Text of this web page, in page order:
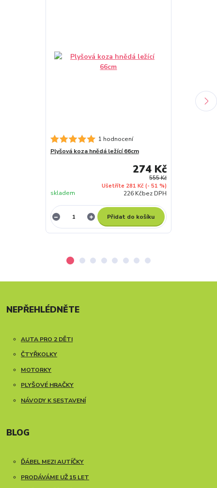
1 hodnocení
Plyšová koza hnědá ležící 66cm
555 Kč
Ušetříte 281 Kč (- 51 %)
274 Kč
226 Kčbez DPH
skladem
Přidat do košíku
NEPŘEHLÉDNĚTE
AUTA PRO 2 DĚTI
ČTYŘKOLKY
MOTORKY
PLYŠOVÉ HRAČKY
NÁVODY K SESTAVENÍ
BLOG
ĎÁBEL MEZI AUTÍČKY
PRODÁVÁME UŽ 15 LET